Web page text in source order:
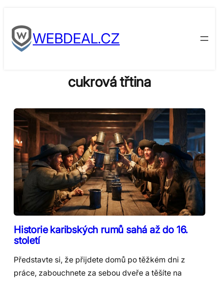
to
contentWEBDEAL.CZ
cukrová třtina
Historie karibských rumů sahá až do 16.
století
Představte si, že přijdete domů po těžkém dni z
práce, zabouchnete za sebou dveře a těšíte na